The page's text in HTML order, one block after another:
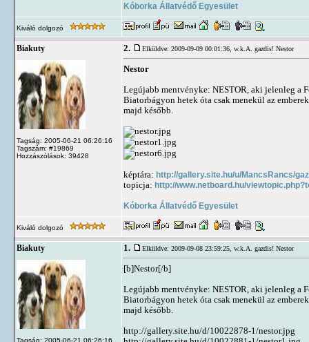
Kóborka Állatvédő Egyesület
Kiváló dolgozó
Biakuty
Tagság: 2005-06-21 06:26:16
Tagszám: #19869
Hozzászólások: 39428
2. Elküldve: 2009-09-09 00:01:36, w.k.A. gazdis! Nestor
Nestor
Legújabb mentvényke: NESTOR, aki jelenleg a
Biatorbágyon hetek óta csak menekül az
majd később.
képtára: http://gallery.site.hu/u/MancsRancs/
topicja: http://www.netboard.hu/
Kóborka Állatvédő Egyesület
Kiváló dolgozó
Biakuty
Tagság: 2005-06-21 06:26:16
1. Elküldve: 2009-09-08 23:59:25, w.k.A. gazdis! Nestor
[b]Nestor[/b]
Legújabb mentvényke: NESTOR, aki jelenleg a
Biatorbágyon hetek óta csak menekül az
majd később.
http://gallery.site.hu/d/10022878-1/nestor.jpg